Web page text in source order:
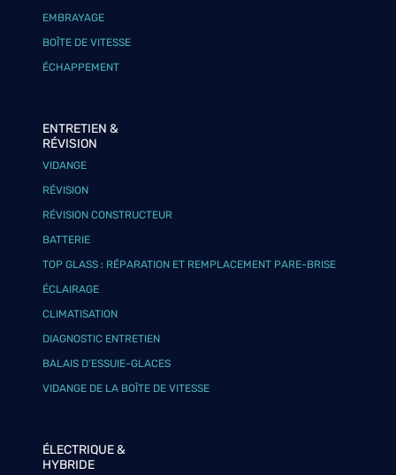
EMBRAYAGE
BOÎTE DE VITESSE
ÉCHAPPEMENT
ENTRETIEN &
RÉVISION
VIDANGE
RÉVISION
RÉVISION CONSTRUCTEUR
BATTERIE
TOP GLASS : RÉPARATION ET REMPLACEMENT PARE-BRISE
ÉCLAIRAGE
CLIMATISATION
DIAGNOSTIC ENTRETIEN
BALAIS D’ESSUIE-GLACES
VIDANGE DE LA BOÎTE DE VITESSE
ÉLECTRIQUE &
HYBRIDE